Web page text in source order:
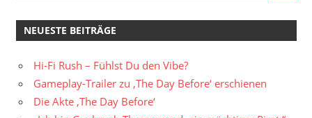
NEUESTE BEITRÄGE
Hi-Fi Rush – Fühlst Du den Vibe?
Gameplay-Trailer zu ‚The Day Before‘ erschienen
Die Akte ‚The Day Before‘